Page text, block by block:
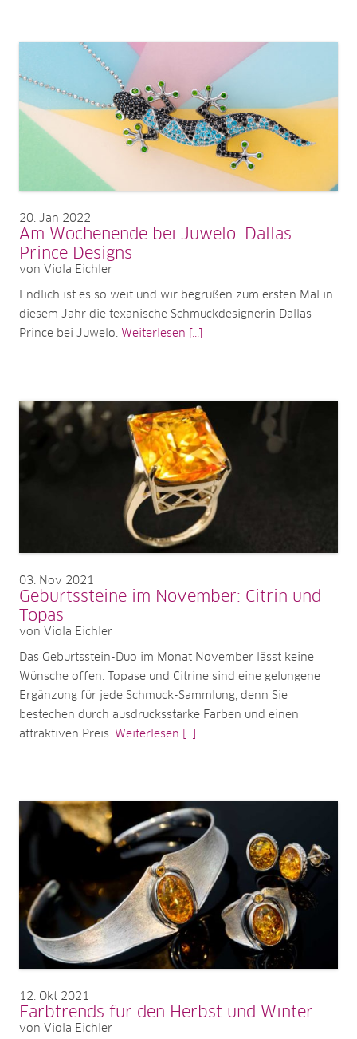
20 Jan 2022
Am Wochenende bei Juwelo: Dallas
Prince Designs
von Viola Eichler
Endlich ist es so weit und wir begrüßen zum ersten Mal in
diesem Jahr die texanische Schmuckdesignerin Dallas
Prince bei Juwelo. Weiterlesen [...]
03 Nov 2021
Geburtssteine im November: Citrin und
Topas
von Viola Eichler
Das Geburtsstein-Duo im Monat November lässt keine
Wünsche offen. Topase und Citrine sind eine gelungene
Ergänzung für jede Schmuck-Sammlung, denn Sie
bestechen durch ausdrucksstarke Farben und einen
attraktiven Preis. Weiterlesen [...]
12 Okt 2021
Farbtrends für den Herbst und Winter
von Viola Eichler